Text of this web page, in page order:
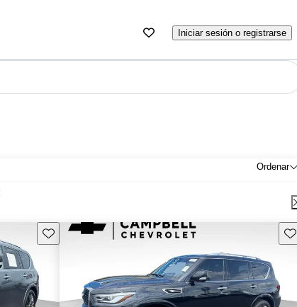
Iniciar sesión o registrarse
Ordenar
Guarda este Aviso